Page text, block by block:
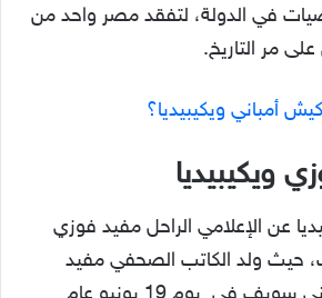
في الدولة، لتفقد مصر واحد من
مر التاريخ.
أمباني ويكيبيديا؟
ويكيبيديا
عن الإعلامي الراحل مفيد فوزي
حيث ولد الكاتب الصحفي مفيد